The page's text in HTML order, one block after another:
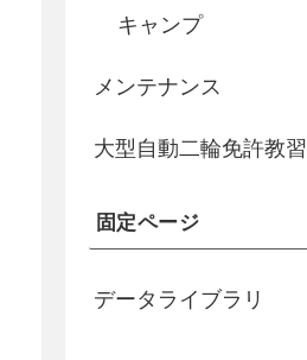
キャンプ
メンテナンス
大型自動二輪免許教習
固定ページ
データライブラリ